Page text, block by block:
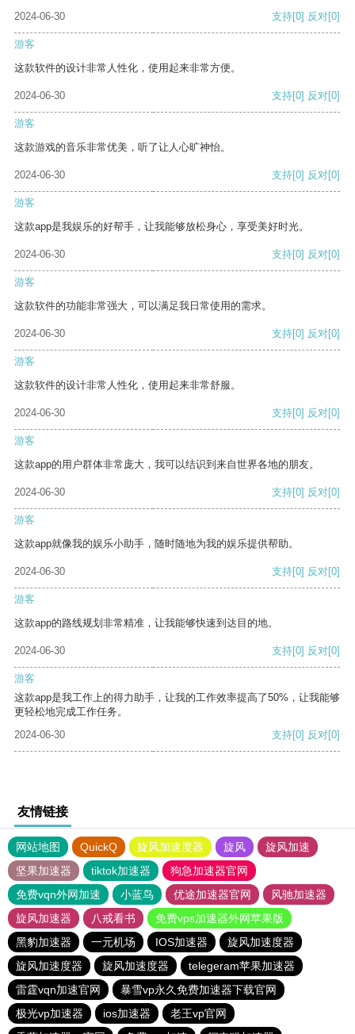
2024-06-30 支持[0] 反对[0]
游客
这款软件的设计非常人性化，使用起来非常方便。
2024-06-30 支持[0] 反对[0]
游客
这款游戏的音乐非常优美，听了让人心旷神怡。
2024-06-30 支持[0] 反对[0]
游客
这款app是我娱乐的好帮手，让我能够放松身心，享受美好时光。
2024-06-30 支持[0] 反对[0]
游客
这款软件的功能非常强大，可以满足我日常使用的需求。
2024-06-30 支持[0] 反对[0]
游客
这款软件的设计非常人性化，使用起来非常舒服。
2024-06-30 支持[0] 反对[0]
游客
这款app的用户群体非常庞大，我可以结识到来自世界各地的朋友。
2024-06-30 支持[0] 反对[0]
游客
这款app就像我的娱乐小助手，随时随地为我的娱乐提供帮助。
2024-06-30 支持[0] 反对[0]
游客
这款app的路线规划非常精准，让我能够快速到达目的地。
2024-06-30 支持[0] 反对[0]
游客
这款app是我工作上的得力助手，让我的工作效率提高了50%，让我能够
更轻松地完成工作任务。
2024-06-30
支持[0] 反对[0]
友情链接
网站地图 QuickQ 旋风加速度器 旋风
旋风加速
坚果加速器
tiktok加速器
狗急加速器官网
免费vqn外网加速
小蓝鸟 优途加速器官网
风驰加速器
旋风加速器
八戒看书
免费vps加速器外网苹果版
黑豹加速器
一元机场 IOS加速器
旋风加速度器
旋风加速度器
旋风加速度器
telegeram苹果加速器
雷霆vqn加速官网
暴雪vp永久免费加速器下载官网
极光vp加速器
ios加速器
老王vp官网